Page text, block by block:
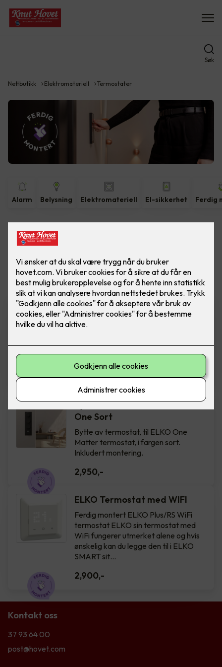
Søk
Nettbutikk Elektromateriell Termostater
Alarm Belysning Elektromateriell El-sikkerhet Ferdig
Vis flerefiltre
Bytte av termostat - ELKO
One Hvit
Matter termostat, i fargen hvit.
2,850,-
Bytte av termostat - ELKO
One Sort
Bytte av termostat, til ELKO One
Matter termostat, i fargen sort.
Inkludert montering.
2,950,-
ELKO Termostat med WIFI
Ferdig montert ELKO Plus/RS WiFi
termostat ELKO sin termostat med
WiFi fungerer utmerket alene og hvis
ønskelig kan du legge den til i ELKO
SMART sit…
2,900,-
Kontakt oss
37 93 64 00
post@hovet.com